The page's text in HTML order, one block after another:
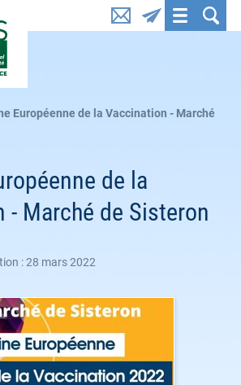
04 : Comité départemental d'éducation
Européenne de la Vaccination - Marché
de la
- Marché de Sisteron
: 28 mars 2022